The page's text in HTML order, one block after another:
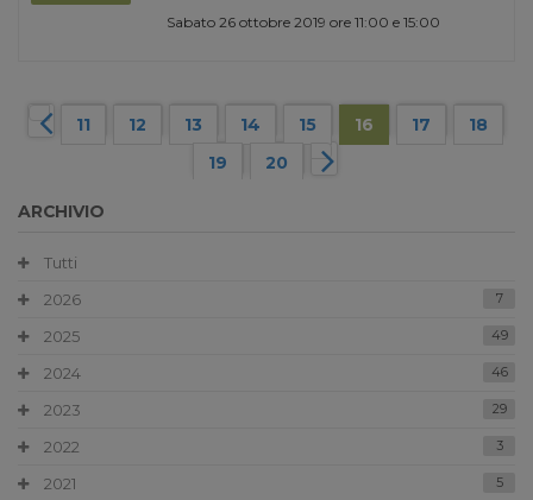
Sabato 26 ottobre 2019 ore 11:00 e 15:00
11 12 13 14 15 16 17
18
19
20
ARCHIVIO
Tutti
2026
7
2025 49
2024 46
2023 29
2022 3
2021 5